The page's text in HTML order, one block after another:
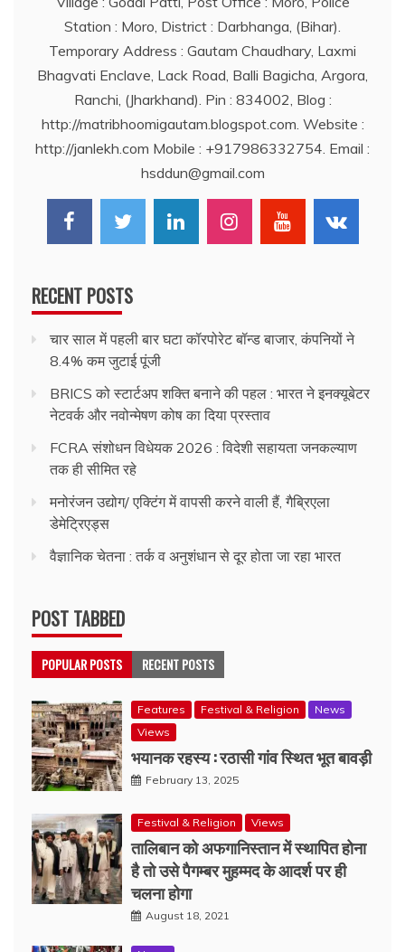
Station : Moro, District : Darbhanga, (Bihar).
Temporary Address : Gautam Chaudhary, Laxmi
Bhagvati Enclave, Lack Road, Balli Bagicha, Argora,
Ranchi, (Jharkhand). Pin : 834002, Blog :
http://matribhoomigautam.blogspot.com. Website :
http://janlekh.com Mobile : +917986332754. Email :
hsddun@gmail.com
RECENT POSTS
चार साल में पहली बार घटा कॉरपोरेट बॉन्ड बाजार, कंपनियों ने
8.4% कम जुटाई पूंजी
BRICS को स्टार्टअप शक्ति बनाने की पहल : भारत ने इनक्यूबेटर
नेटवर्क और नवोन्मेषण कोष का दिया प्रस्ताव
FCRA संशोधन विधेयक 2026 : विदेशी सहायता जनकल्याण
तक ही सीमित रहे
मनोरंजन उद्योग/ एक्टिंग में वापसी करने वाली हैं, गैब्रिएला
डेमेट्रिएड्स
वैज्ञानिक चेतना : तर्क व अनुशंधान से दूर होता जा रहा भारत
POST TABBED
POPULAR POSTS RECENT POSTS
Features Festival & Religion
News
Views
भयानक रहस्य : रठासी गांव स्थित भूत बावड़ी
February 13, 2025
Festival & Religion Views
तालिबान को अफगानिस्तान में स्थापित होना
है तो उसे पैगम्बर मुहम्मद के आदर्श पर ही
चलना होगा
August 18, 2021